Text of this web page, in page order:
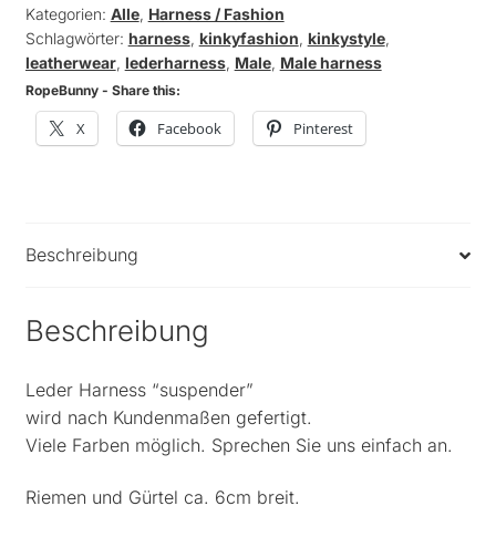
Menge
Kategorien: Alle, Harness / Fashion
Schlagwörter: harness, kinkyfashion, kinkystyle,
leatherwear, lederharness, Male, Male harness
RopeBunny - Share this:
X Facebook Pinterest
Beschreibung
Beschreibung
Leder Harness “suspender”
wird nach Kundenmaßen gefertigt.
Viele Farben möglich. Sprechen Sie uns einfach an.
Riemen und Gürtel ca. 6cm breit.